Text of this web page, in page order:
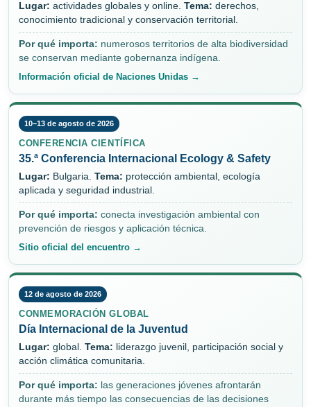
Lugar: actividades globales y online. Tema: derechos,
conocimiento tradicional y conservación territorial.
Por qué importa: numerosos territorios de alta biodiversidad
se conservan mediante gobernanza indígena.
Información oficial de Naciones Unidas →
10–13 de agosto de 2026
CONFERENCIA CIENTÍFICA
35.ª Conferencia Internacional Ecology & Safety
Lugar: Bulgaria. Tema: protección ambiental, ecología
aplicada y seguridad industrial.
Por qué importa: conecta investigación ambiental con
prevención de riesgos y aplicación técnica.
Sitio oficial del encuentro →
12 de agosto de 2026
CONMEMORACIÓN GLOBAL
Día Internacional de la Juventud
Lugar: global. Tema: liderazgo juvenil, participación social y
acción climática comunitaria.
Por qué importa: las generaciones jóvenes afrontarán
durante más tiempo las consecuencias de las decisiones